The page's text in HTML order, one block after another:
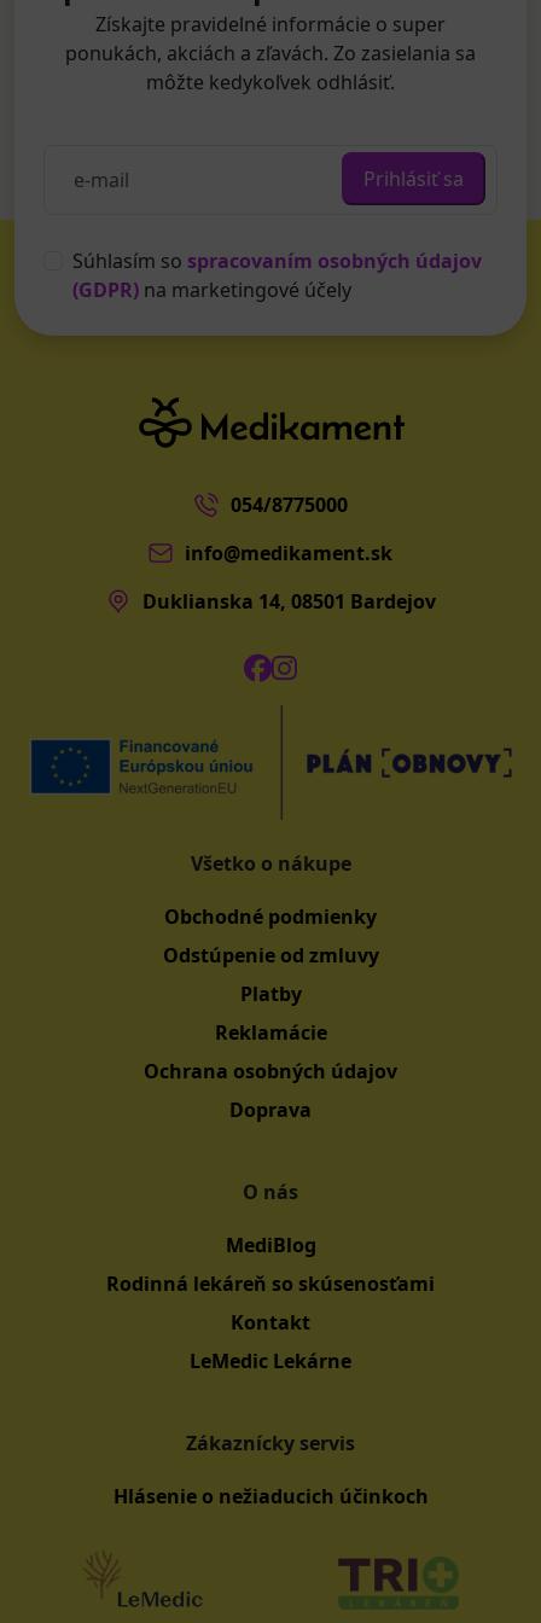
Získajte pravidelné informácie o super
ponukách, akciách a zľavách. Zo zasielania sa
môžte kedykoľvek odhlásiť.
Prihlásiť sa
Súhlasím so spracovaním osobných údajov
(GDPR) na marketingové účely
054/8775000
info@medikament.sk
Duklianska 14, 08501 Bardejov
Všetko o nákupe
Obchodné podmienky
Odstúpenie od zmluvy
Platby
Reklamácie
Ochrana osobných údajov
Doprava
O nás
MediBlog
Rodinná lekáreň so skúsenosťami
Kontakt
LeMedic Lekárne
Zákaznícky servis
Hlásenie o nežiaducich účinkoch